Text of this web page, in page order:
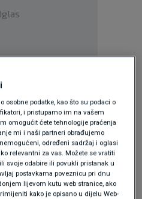
osobne podatke, kao što su podaci o
i pristupamo im na vašem
omogućit ćete tehnologije praćenja
mi i naši partneri obrađujemo
određeni sadržaj i oglasi
relevantni za vas. Možete se vratiti
svoje odabire ili povukli pristanak u
postavkama poveznicu pri dnu
lijevom kutu web stranice, ako
kako je opisano u dijelu Web-